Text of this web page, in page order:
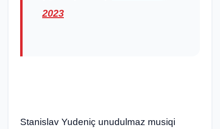
2023
Stanislav Yudeniç unudulmaz musiqi